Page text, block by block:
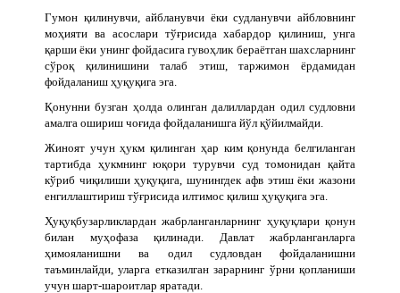
Гумон қилинувчи, айбланувчи ёки судланувчи айбловнинг
моҳияти ва асослари тўғрисида хабардор қилиниш, унга
қарши ёки унинг фойдасига гувоҳлик бераётган шахсларнинг
сўроқ қилинишини талаб этиш, таржимон ёрдамидан
фойдаланиш ҳуқуқига эга.
Қонунни бузган ҳолда олинган далиллардан одил судловни
амалга ошириш чоғида фойдаланишга йўл қўйилмайди.
Жиноят учун ҳукм қилинган ҳар ким қонунда белгиланган
тартибда ҳукмнинг юқори турувчи суд томонидан қайта
кўриб чиқилиши ҳуқуқига, шунингдек афв этиш ёки жазони
енгиллаштириш тўғрисида илтимос қилиш ҳуқуқига эга.
Ҳуқуқбузарликлардан жабрланганларнинг ҳуқуқлари қонун
билан муҳофаза қилинади. Давлат жабрланганларга
ҳимояланишни ва одил судловдан фойдаланишни
таъминлайди, уларга етказилган зарарнинг ўрни қопланиши
учун шарт-шароитлар яратади.